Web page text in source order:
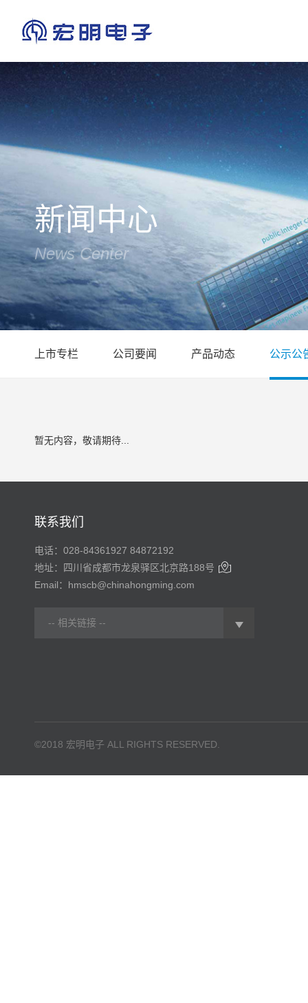
宏明简介 光辉历程 资质荣誉
电位器·传感器 电磁兼容设计
上市专栏 公司要闻 产品动态
企业理念 员工风采
政策法律 学习资料 主题活动
新闻中心
News Center
上市专栏 公司要闻 产品动态 公示公
暂无内容，敬请期待...
联系我们
电话：028-84361927 84872192
地址：四川省成都市龙泉驿区北京路188号 
Email：hmscb@chinahongming.com
-- 相关链接 --
©2018 宏明电子 ALL RIGHTS RESERVED.